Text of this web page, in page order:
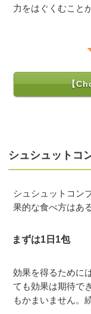
力をはぐくむこと
【
シュシュットコ
シュシュットコン
果的な食べ方はあ
まずは1日1包
効果を得るために
ても効果は期待で
もかまいません。